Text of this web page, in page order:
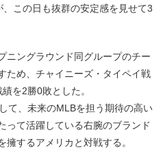
この日も抜群の安定感を見せて3
ングラウンド同グループのチー
ため、チャイニーズ・タイペイ戦
を2勝0敗とした。
て、未来のMLBを担う期待の高い
って活躍している右腕のブランド
擁するアメリカと対戦する。